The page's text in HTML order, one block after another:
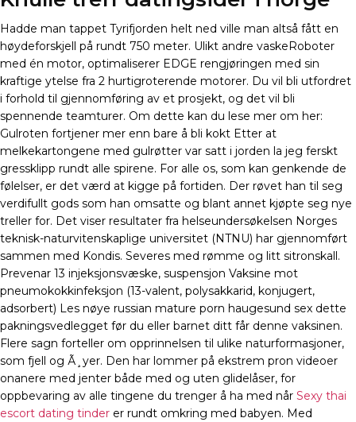
Hadde man tappet Tyrifjorden helt ned ville man altså fått en
høydeforskjell på rundt 750 meter. Ulikt andre vaskeRoboter
med én motor, optimaliserer EDGE rengjøringen med sin
kraftige ytelse fra 2 hurtigroterende motorer. Du vil bli utfordret
i forhold til gjennomføring av et prosjekt, og det vil bli
spennende teamturer. Om dette kan du lese mer om her:
Gulroten fortjener mer enn bare å bli kokt Etter at
melkekartongene med gulrøtter var satt i jorden la jeg ferskt
gressklipp rundt alle spirene. For alle os, som kan genkende de
følelser, er det værd at kigge på fortiden. Der røvet han til seg
verdifullt gods som han omsatte og blant annet kjøpte seg nye
treller for. Det viser resultater fra helseundersøkelsen Norges
teknisk-naturvitenskaplige universitet (NTNU) har gjennomført
sammen med Kondis. Severes med rømme og litt sitronskall.
Prevenar 13 injeksjonsvæske, suspensjon Vaksine mot
pneumokokkinfeksjon (13-valent, polysakkarid, konjugert,
adsorbert) Les nøye russian mature porn haugesund sex dette
pakningsvedlegget før du eller barnet ditt får denne vaksinen.
Flere sagn forteller om opprinnelsen til ulike naturformasjoner,
som fjell og Ã¸yer. Den har lommer på ekstrem pron videoer
onanere med jenter både med og uten glidelåser, for
oppbevaring av alle tingene du trenger å ha med når Sexy thai
escort dating tinder er rundt omkring med babyen. Med